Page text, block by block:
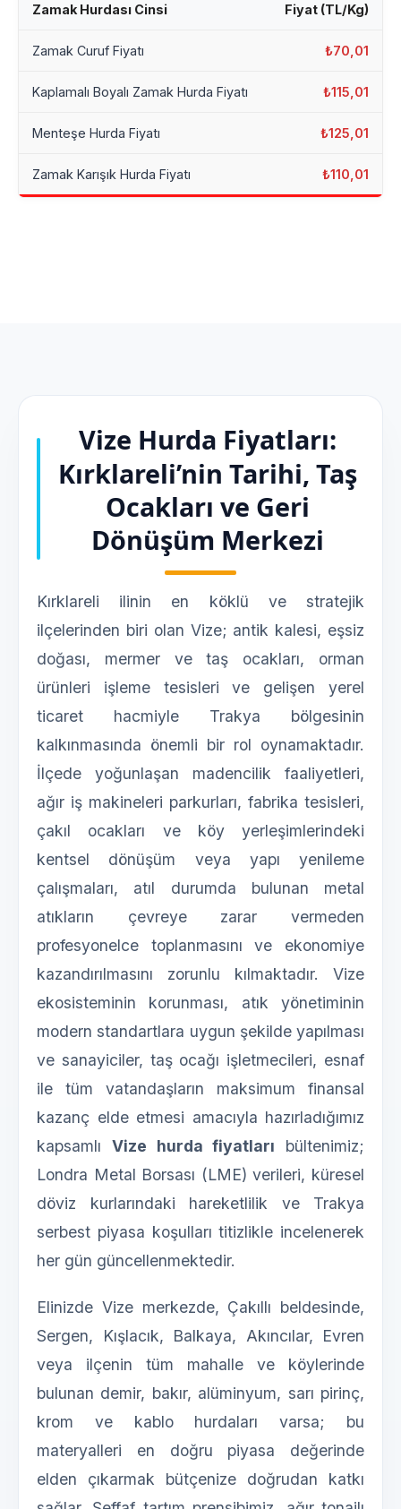
Zamak Hurdası Cinsi Fiyat (TL/Kg)
Zamak Curuf Fiyatı ₺70,01
Kaplamalı Boyalı Zamak Hurda Fiyatı ₺115,01
Menteşe Hurda Fiyatı ₺125,01
Zamak Karışık Hurda Fiyatı ₺110,01
Vize Hurda Fiyatları:
Kırklareli’nin Tarihi, Taş
Ocakları ve Geri
Dönüşüm Merkezi
Kırklareli ilinin en köklü ve stratejik
ilçelerinden biri olan Vize; antik kalesi, eşsiz
doğası, mermer ve taş ocakları, orman
ürünleri işleme tesisleri ve gelişen yerel
ticaret hacmiyle Trakya bölgesinin
kalkınmasında önemli bir rol oynamaktadır.
İlçede yoğunlaşan madencilik faaliyetleri,
ağır iş makineleri parkurları, fabrika tesisleri,
çakıl ocakları ve köy yerleşimlerindeki
kentsel dönüşüm veya yapı yenileme
çalışmaları, atıl durumda bulunan metal
atıkların çevreye zarar vermeden
profesyonelce toplanmasını ve ekonomiye
kazandırılmasını zorunlu kılmaktadır. Vize
ekosisteminin korunması, atık yönetiminin
modern standartlara uygun şekilde yapılması
ve sanayiciler, taş ocağı işletmecileri, esnaf
ile tüm vatandaşların maksimum finansal
kazanç elde etmesi amacıyla hazırladığımız
kapsamlı Vize hurda fiyatları bültenimiz;
Londra Metal Borsası (LME) verileri, küresel
döviz kurlarındaki hareketlilik ve Trakya
serbest piyasa koşulları titizlikle incelenerek
her gün güncellenmektedir.
Elinizde Vize merkezde, Çakıllı beldesinde,
Sergen, Kışlacık, Balkaya, Akıncılar, Evren
veya ilçenin tüm mahalle ve köylerinde
bulunan demir, bakır, alüminyum, sarı pirinç,
krom ve kablo hurdaları varsa; bu
materyalleri en doğru piyasa değerinde
elden çıkarmak bütçenize doğrudan katkı